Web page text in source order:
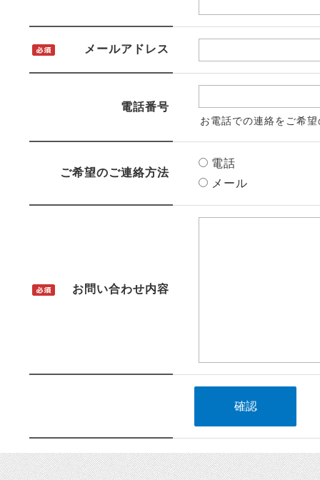
メールアドレス
電話番号
お電話での連絡をご希
ご希望のご連絡方法
電話
メール
お問い合わせ内容